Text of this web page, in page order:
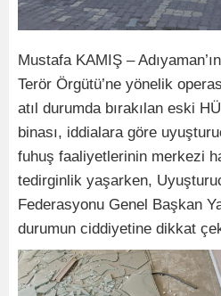
Mustafa KAMIŞ –
Terör Örgütü’ne yönelik
atıl durumda bırakılan eski
binası, iddialara göre
fuhuş faaliyetlerinin merkezi
tedirginlik yaşarken,
Federasyonu Genel Başkan
durumun ciddiyetine dikkat